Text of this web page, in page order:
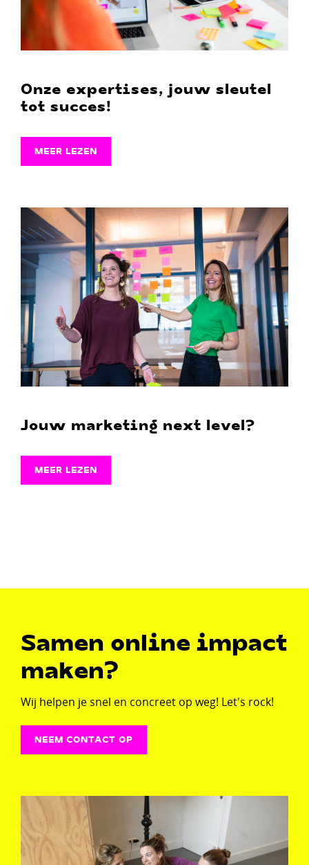
Onze expertises, jouw sleutel
tot succes!
MEER LEZEN
Jouw marketing next level?
MEER LEZEN
Samen online impact
maken?
Wij helpen je snel en concreet op weg! Let's rock!
NEEM CONTACT OP